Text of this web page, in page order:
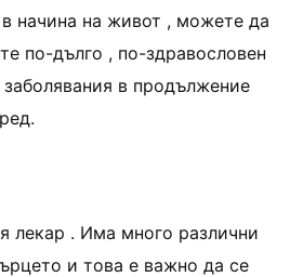
начина на живот , можете да
по-дълго , по-здравословен
в продължение
лекар . Има много различни
и това е важно да се